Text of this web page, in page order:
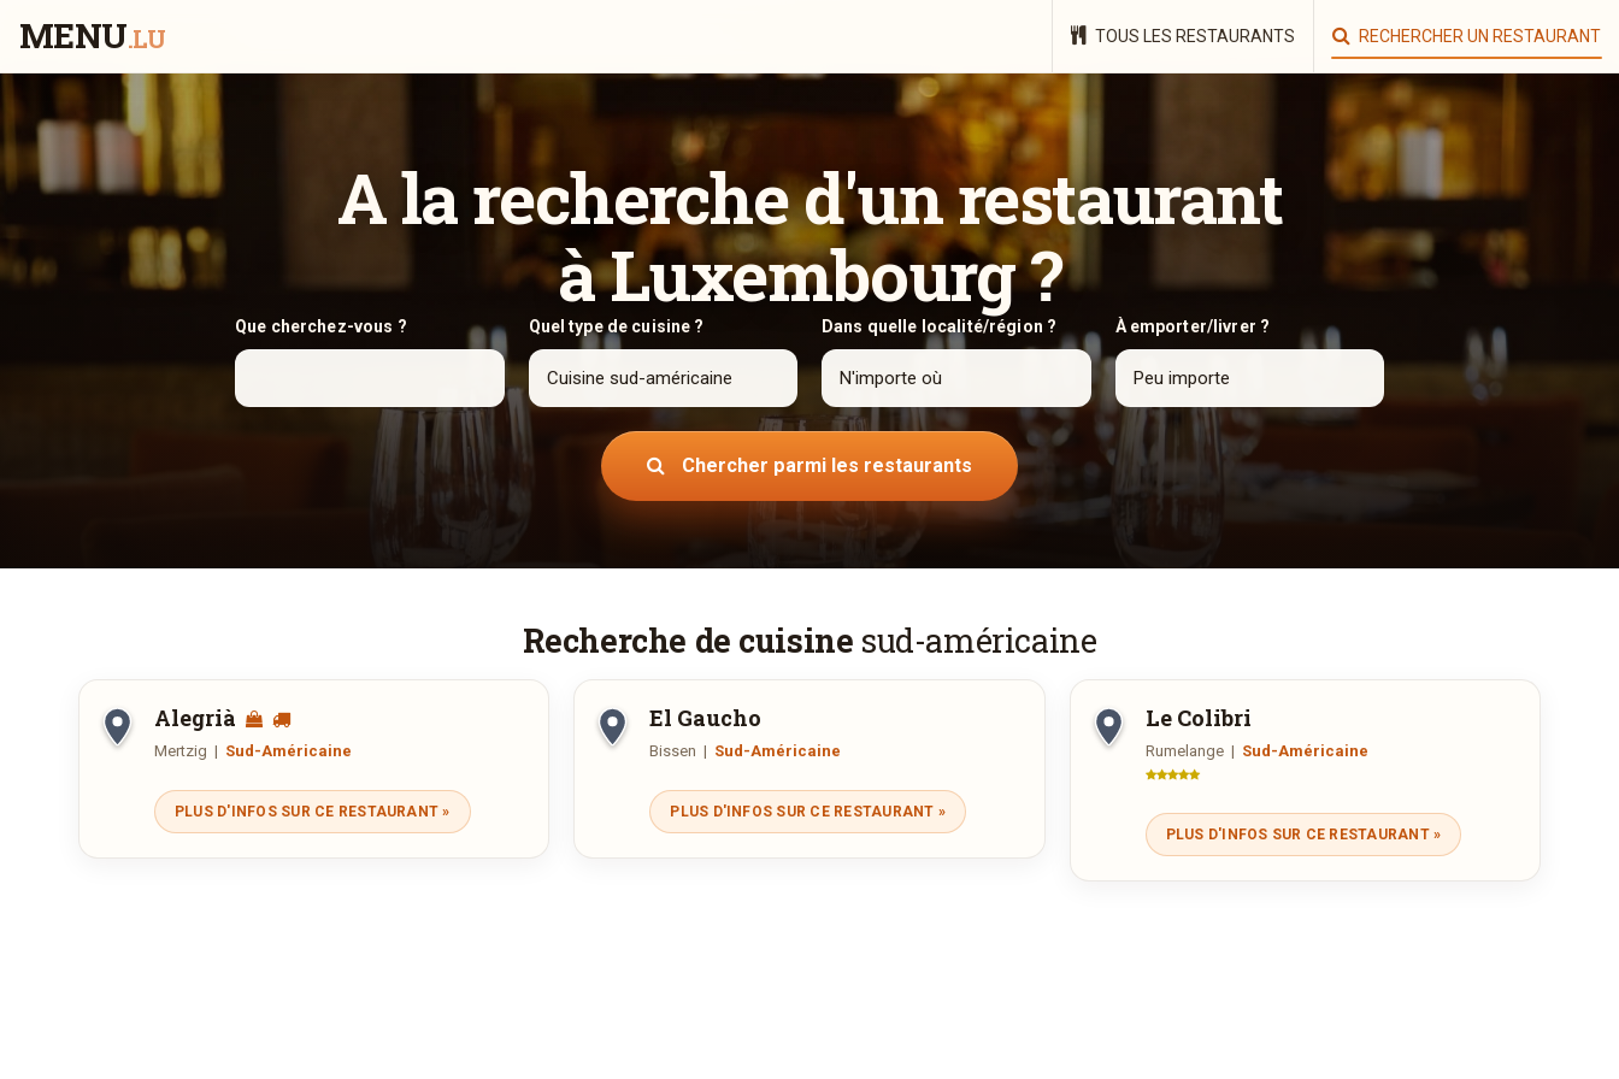
MENU.LU TOUS LES RESTAURANTS RECHERCHER UN RESTAURANT
A la recherche d'un restaurant
à Luxembourg ?
Que cherchez-vous ? Quel type de cuisine ? Dans quelle localité/région ? À emporter/livrer ?
Chercher parmi les restaurants
Recherche de cuisine sud-américaine
Alegrià
Mertzig | Sud-Américaine
Ouvert aujourd'hui :18:00—22:00
PLUS D'INFOS SUR CE RESTAURANT »
El Gaucho
Bissen | Sud-Américaine
Ouvert aujourd'hui :19:00—22:00
PLUS D'INFOS SUR CE RESTAURANT »
Le Colibri
Rumelange | Sud-Américaine
Ouvert aujourd'hui :12:00—14:30, 18:00—23:30
PLUS D'INFOS SUR CE RESTAURANT »